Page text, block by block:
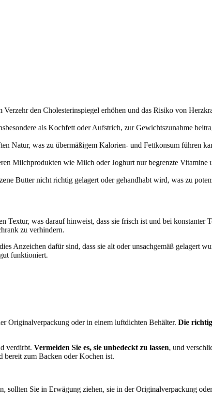
Verzehr den Cholesterinspiegel erhöhen und das Risiko von
als Kochfett oder Aufstrich, zur Gewichtszunahme
Natur, was zu übermäßigem Kalorien- und Fettkonsum führen
Milchprodukten wie Milch oder Joghurt nur begrenzte Vitamine
Butter nicht richtig gelagert oder gehandhabt wird, was zu
Textur, was darauf hinweist, dass sie frisch ist und bei konstanter
zu verhindern.
Anzeichen dafür sind, dass sie alt oder unsachgemäß gelagert
funktioniert.
Originalverpackung oder in einem luftdichten Behälter. Die
verdirbt. Vermeiden Sie es, sie unbedeckt zu lassen, und
bereit zum Backen oder Kochen ist.
sollten Sie in Erwägung ziehen, sie in der Originalverpackung